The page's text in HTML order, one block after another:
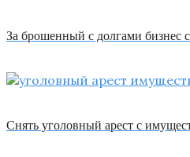
За брошенный с долгами бизнес
Снять уголовный арест с